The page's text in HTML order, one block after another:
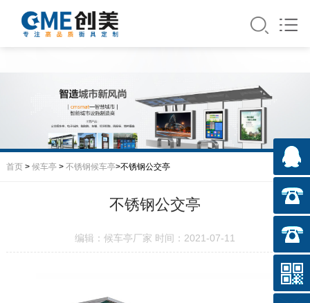
首页> 候车亭> 不锈钢候车亭>不锈钢公交亭
不锈钢公交亭
编辑：候车亭厂家 时间：2021-07-11